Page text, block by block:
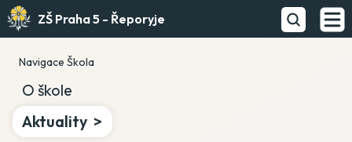
ZŠ Praha 5 - Řeporyje
Navigace Škola
O škole
Aktuality